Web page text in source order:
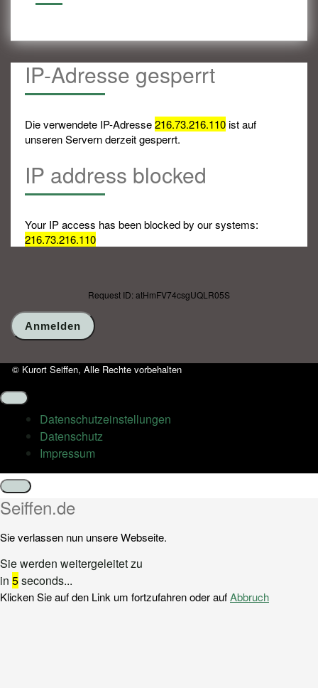
IP-Adresse gesperrt
Die verwendete IP-Adresse216.73.216.110ist auf
unseren Servern derzeit gesperrt.
IP address blocked
Your IP access has been blocked by our systems:
216.73.216.110
Request ID: atHmFV74csgUQLR05S
© Kurort Seiffen, Alle Rechte vorbehalten
Datenschutz­einstellungen
Datenschutz
Impressum
Schließen
Seiffen.de
Sie verlassen nun unsere Webseite.
Sie werden weitergeleitet zu
in 5seconds...
Klicken Sie auf den Link um fortzufahren oder aufAbbruch